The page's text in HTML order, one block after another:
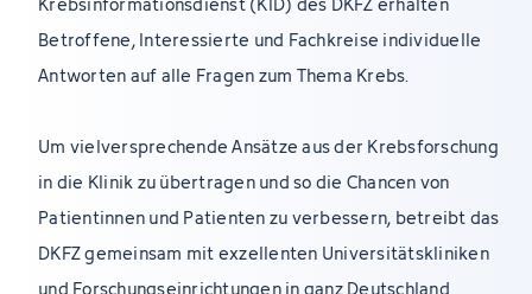
Betroffene, Interessierte und Fachkreise individuelle
Antworten auf alle Fragen zum Thema Krebs.
Um vielversprechende Ansätze aus der Krebsforschung
in die Klinik zu übertragen und so die Chancen von
Patientinnen und Patienten zu verbessern, betreibt das
DKFZ gemeinsam mit exzellenten Universitätskliniken